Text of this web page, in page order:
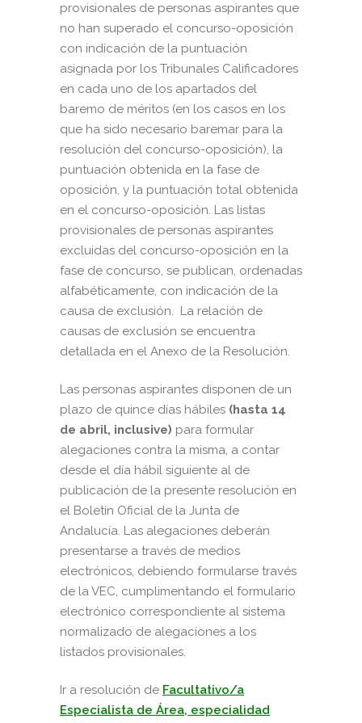
provisionales de personas aspirantes que
no han superado el concurso-oposición
con indicación de la puntuación
asignada por los Tribunales Calificadores
en cada uno de los apartados del
baremo de méritos (en los casos en los
que ha sido necesario baremar para la
resolución del concurso-oposición), la
puntuación obtenida en la fase de
oposición, y la puntuación total obtenida
en el concurso-oposición. Las listas
provisionales de personas aspirantes
excluidas del concurso-oposición en la
fase de concurso, se publican, ordenadas
alfabéticamente, con indicación de la
causa de exclusión. La relación de
causas de exclusión se encuentra
detallada en el Anexo de la Resolución.
Las personas aspirantes disponen de un
plazo de quince días hábiles (hasta 14
de abril, inclusive) para formular
alegaciones contra la misma, a contar
desde el día hábil siguiente al de
publicación de la presente resolución en
el Boletín Oficial de la Junta de
Andalucía. Las alegaciones deberán
presentarse a través de medios
electrónicos, debiendo formularse través
de la VEC, cumplimentando el formulario
electrónico correspondiente al sistema
normalizado de alegaciones a los
listados provisionales.
Ir a resolución de Facultativo/a
Especialista de Área, especialidad